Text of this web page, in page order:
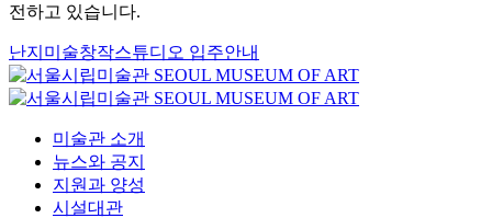
전하고 있습니다.
난지미술창작스튜디오 입주안내
미술관 소개
뉴스와 공지
지원과 양성
시설대관